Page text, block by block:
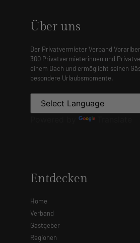
Über uns
Der Privatvermieter Verband
300 Privatvermieterinnen und
einem Dach und ermöglicht seinen
besondere Urlaubsmomente.
Entdecken
Home
Verband
Gastgeber
Regionen